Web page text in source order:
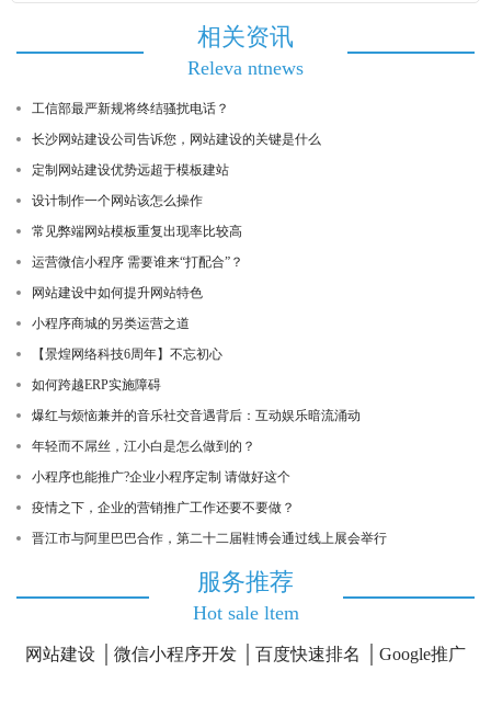
相关资讯
Releva ntnews
工信部最严新规将终结骚扰电话？
长沙网站建设公司告诉您，网站建设的关键是什么
定制网站建设优势远超于模板建站
设计制作一个网站该怎么操作
常见弊端网站模板重复出现率比较高
运营微信小程序 需要谁来“打配合”？
网站建设中如何提升网站特色
小程序商城的另类运营之道
【景煌网络科技6周年】不忘初心
如何跨越ERP实施障碍
爆红与烦恼兼并的音乐社交音遇背后：互动娱乐暗流涌动
年轻而不屌丝，江小白是怎么做到的？
小程序也能推广?企业小程序定制 请做好这个
疫情之下，企业的营销推广工作还要不要做？
晋江市与阿里巴巴合作，第二十二届鞋博会通过线上展会举行
服务推荐
Hot sale ltem
网站建设 微信小程序开发 百度快速排名 Google推广